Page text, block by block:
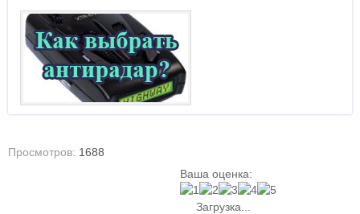
Просмотров: 1688
Ваша оценка:
Загрузка...